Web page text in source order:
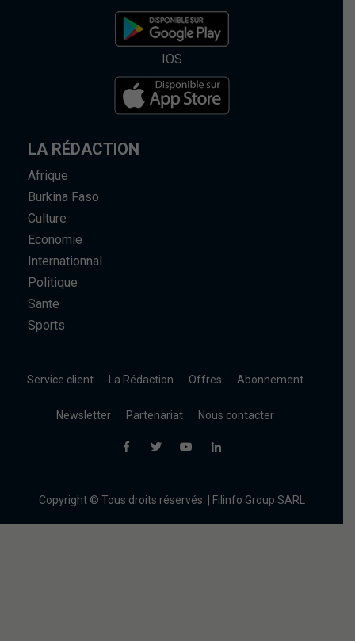
IOS
LA RÉDACTION
Afrique
Burkina Faso
Culture
Economie
Internationnal
Politique
Sante
Sports
Service client La Rédaction Offres Abonnement
Newsletter Partenariat Nous contacter
Copyright © Tous droits réservés. | Filinfo Group SARL